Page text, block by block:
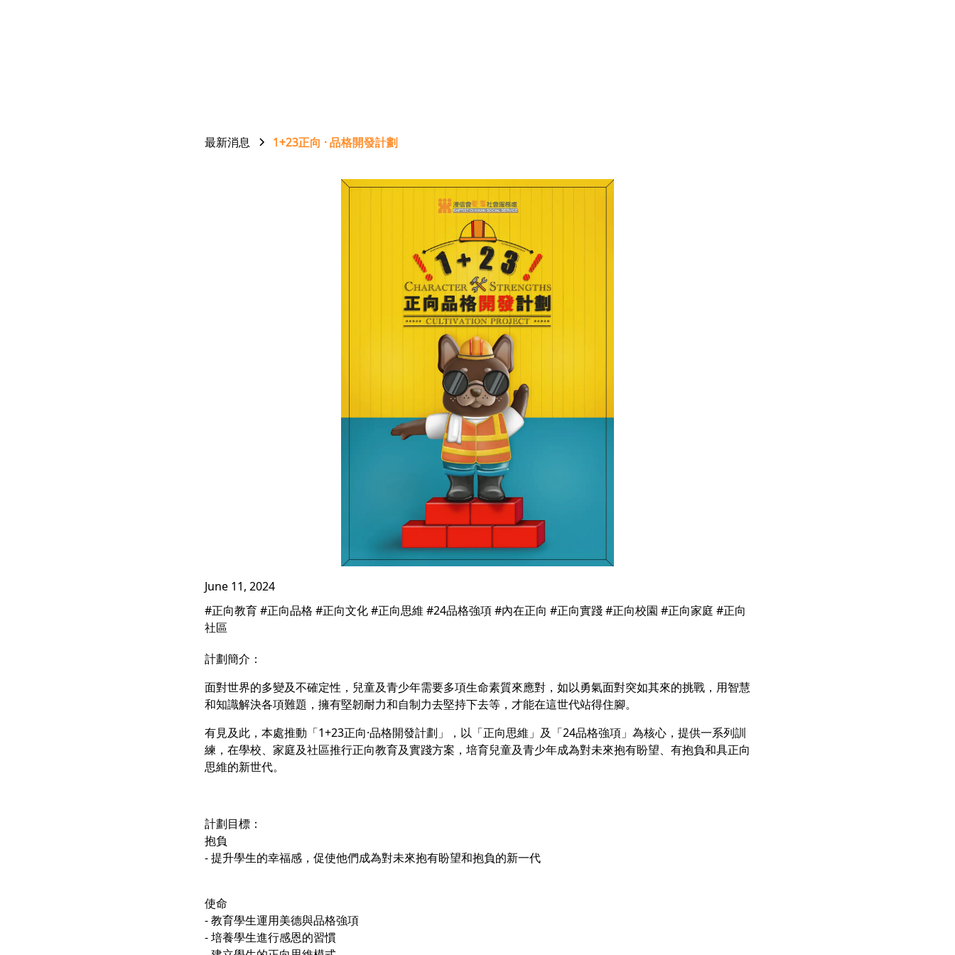
最新消息 1+23正向 · 品格開發計劃
June 11, 2024
#正向教育 #正向品格 #正向文化 #正向思維 #24品格強項 #內在正向 #正向實踐 #正向校園 #正向家庭 #正向
社區
計劃簡介：
面對世界的多變及不確定性，兒童及青少年需要多項生命素質來應對，如以勇氣面對突如其來的挑戰，用智慧
和知識解決各項難題，擁有堅韌耐力和自制力去堅持下去等，才能在這世代站得住腳。
有見及此，本處推動「1+23正向·品格開發計劃」，以「正向思維」及「24品格強項」為核心，提供一系列訓
練，在學校、家庭及社區推行正向教育及實踐方案，培育兒童及青少年成為對未來抱有盼望、有抱負和具正向
思維的新世代。
計劃目標：
抱負
- 提升學生的幸福感，促使他們成為對未來抱有盼望和抱負的新一代
使命
- 教育學生運用美德與品格強項
- 培養學生進行感恩的習慣